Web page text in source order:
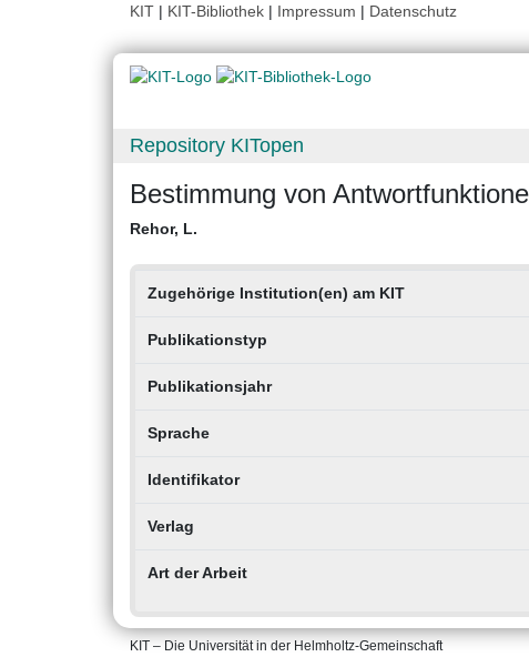
KIT | KIT-Bibliothek | Impressum | Datenschutz
Repository KITopen
Bestimmung von
Rehor, L.
Zugehörige Institution(en) am KIT
Publikationstyp
Publikationsjahr
Sprache
Identifikator
Verlag
Art der Arbeit
KIT – Die Universität in der Helmholtz-Gemeinschaft